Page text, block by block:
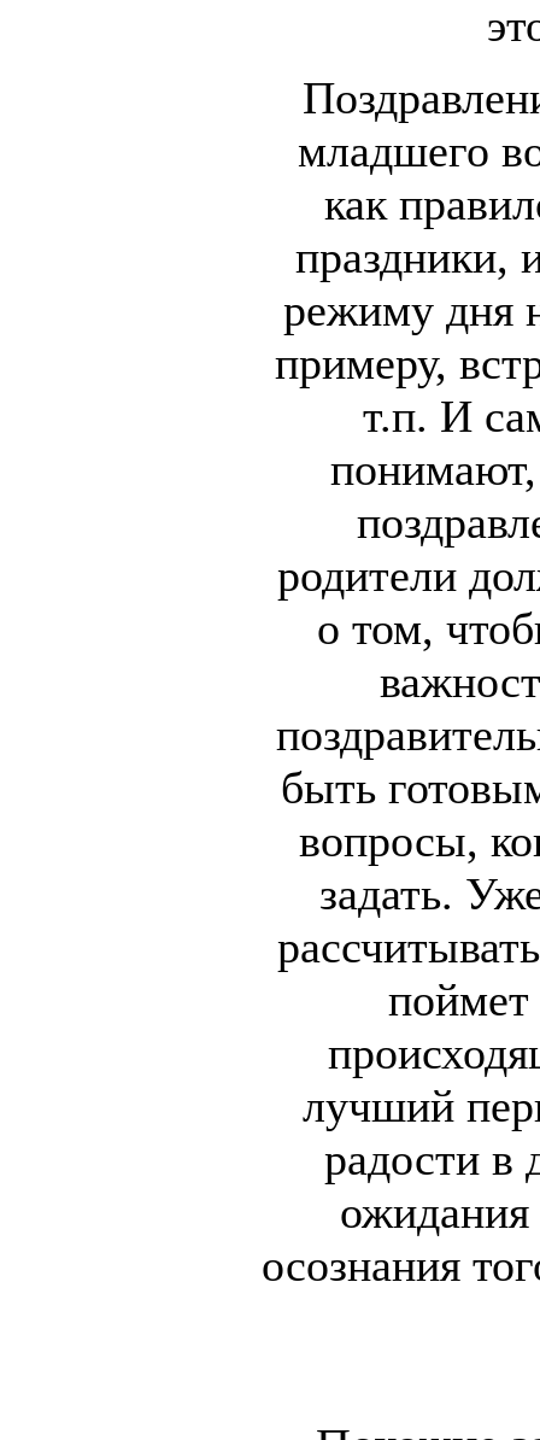
младшего
как
праздники,
режиму дня
примеру,
т.п. И
понимают,
родители
о том,
быть
вопросы,
задать.
поймет
лучший
радости в
ожидания
осознания